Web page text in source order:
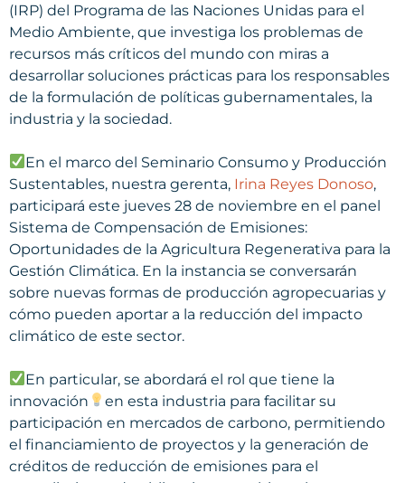
(IRP) del Programa de las Naciones Unidas para el
Medio Ambiente, que investiga los problemas de
recursos más críticos del mundo con miras a
desarrollar soluciones prácticas para los responsables
de la formulación de políticas gubernamentales, la
industria y la sociedad.
En el marco del Seminario Consumo y Producción
Sustentables, nuestra gerenta, Irina Reyes Donoso,
participará este jueves 28 de noviembre en el panel
Sistema de Compensación de Emisiones:
Oportunidades de la Agricultura Regenerativa para la
Gestión Climática. En la instancia se conversarán
sobre nuevas formas de producción agropecuarias y
cómo pueden aportar a la reducción del impacto
climático de este sector.
En particular, se abordará el rol que tiene la
innovación
en esta industria para facilitar su
participación en mercados de carbono, permitiendo
el financiamiento de proyectos y la generación de
créditos de reducción de emisiones para el